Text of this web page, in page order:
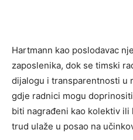
Hartmann kao poslodavac
zaposlenika, dok se timski
dijalogu i transparentnosti u
gdje radnici mogu
biti nagrađeni kao kolektiv
trud ulaže u posao na